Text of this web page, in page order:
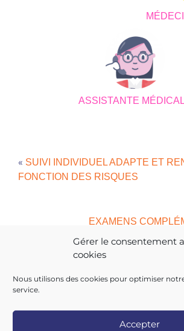
Gérer le consentement
cookies
Nous utilisons des cookies pour optimiser
service.
Accepter
ASSISTANTE
« SUIVI INDIVIDUEL ADAPTE ET
FONCTION DES RISQUES
EXAMENS
ORIENTATIONS VERS LE
Copyright 2026 AIST 84 |Politique de
Contactez-nous|